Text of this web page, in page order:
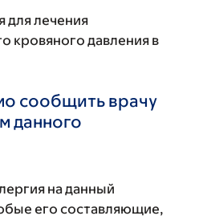
для лечения
кровяного давления в
сообщить врачу
данного
на данный
его составляющие,